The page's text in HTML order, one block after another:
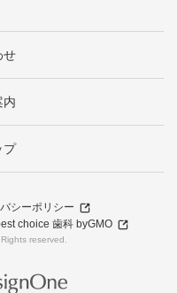
せ
内
プ
シーポリシー
choice 歯科 byGMO
reserved.